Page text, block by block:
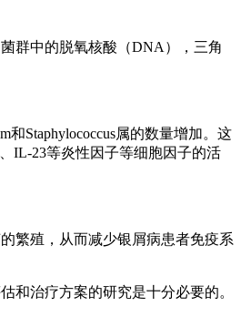
群中的脱氧核酸（DNA），三角
Staphylococcus属的数量增加。这
IL-23等炎性因子等细胞因子的活
繁殖，从而减少银屑病患者免疫系
和治疗方案的研究是十分必要的。